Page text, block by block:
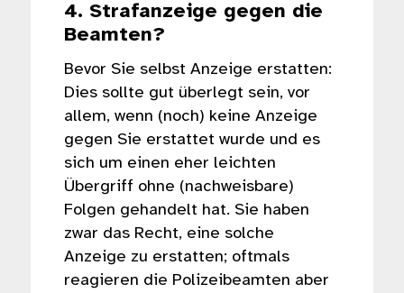
4. Strafanzeige gegen die
Beamten?
Bevor Sie selbst Anzeige erstatten:
Dies sollte gut überlegt sein, vor
allem, wenn (noch) keine Anzeige
gegen Sie erstattet wurde und es
sich um einen eher leichten
Übergriff ohne (nachweisbare)
Folgen gehandelt hat. Sie haben
zwar das Recht, eine solche
Anzeige zu erstatten; oftmals
reagieren die Polizeibeamten aber